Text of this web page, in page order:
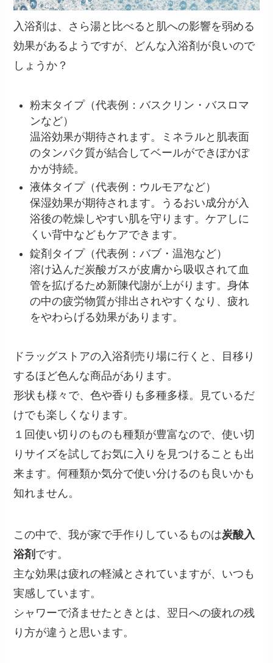
入浴剤は、さら湯と比べると肌への影響を弱める
効果があるようですが、どんな入浴剤が良いので
しょうか？
粉末タイプ（代表例：バスクリン・バスロマ
ンなど）
温浴効果が期待されます。ミネラルと肌表面
のタンパク質が結合してベールができぽかぽ
かが持続。
液体タイプ（代表例：ウルモアなど）
保湿効果が期待されます。うるおい成分が入
浴後の乾燥しやすい肌を守ります。ケアしに
くい背中などもケアできます。
錠剤タイプ（代表例：バブ・温泡など）
溶け込んだ炭酸ガスが皮膚から吸収されて血
管を拡げるため新陳代謝が上がります。身体
の中の疲労物質が排出されやすくなり、疲れ
をやわらげる効果があります。
ドラッグストアの入浴剤売り場に行くと、目移り
するほど色んな商品があります。
形状も様々で、色や香りも多種多様。見ているだ
けでも楽しくなります。
１回使い切りのものも種類が豊富なので、使い切
りサイズを試してお気に入りを見つけることも出
来ます。何種類か気分で使い分けるのも良いかも
知れません。
この中で、我が家で手作りしているものは炭酸入
浴剤 です。
主な効果は疲れの軽減とされていますが、いつも
実感しています。
シャワーで済ませたときとは、翌日への疲れの残
り方が違うと思います。